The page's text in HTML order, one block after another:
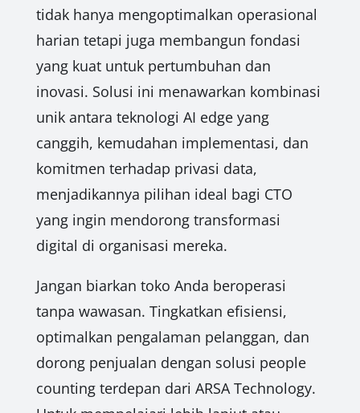
tidak hanya mengoptimalkan operasional
harian tetapi juga membangun fondasi
yang kuat untuk pertumbuhan dan
inovasi. Solusi ini menawarkan kombinasi
unik antara teknologi AI edge yang
canggih, kemudahan implementasi, dan
komitmen terhadap privasi data,
menjadikannya pilihan ideal bagi CTO
yang ingin mendorong transformasi
digital di organisasi mereka.
Jangan biarkan toko Anda beroperasi
tanpa wawasan. Tingkatkan efisiensi,
optimalkan pengalaman pelanggan, dan
dorong penjualan dengan solusi people
counting terdepan dari ARSA Technology.